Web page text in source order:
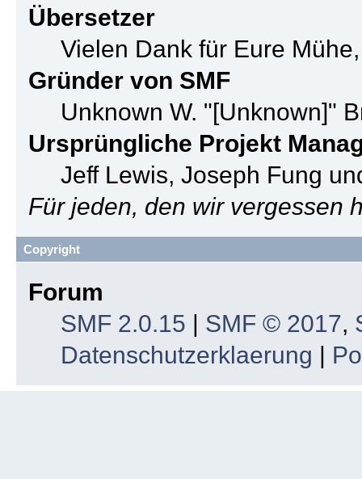
Übersetzer
Vielen Dank für Eure
Gründer von SMF
Unknown W. "[Unknown]"
Ursprüngliche Projekt
Jeff Lewis, Joseph Fung
Für jeden, den wir vergessen
Copyright
Forum
SMF 2.0.15 | SMF © 2017,
Datenschutzerklaerung |